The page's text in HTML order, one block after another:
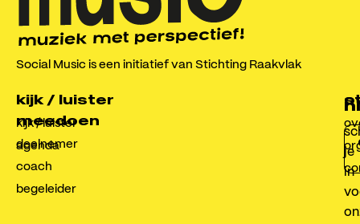
contact
Radewijnstraat 10, 8022 BG Zwolle
Social Music is een initiatief van Stichting Raakvlak
meedoen
deelnemer
coach
begeleider
kijk / luister
kijk / luister
agenda
je
in